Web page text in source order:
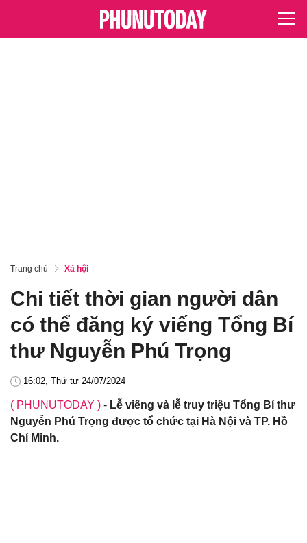
Trang chủ Xã hội
Chi tiết thời gian người dân
có thể đăng ký viếng Tổng Bí
thư Nguyễn Phú Trọng
16:02, Thứ tư 24/07/2024
( PHUNUTODAY ) - Lễ viếng và lễ truy triệu Tổng Bí thư
Nguyễn Phú Trọng được tổ chức tại Hà Nội và TP. Hồ
Chí Minh.